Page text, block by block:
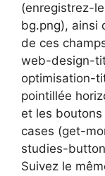
(enregistrez-
bg.png), ainsi
de ces
web-design-
optimisation-
pointillée
et les
cases (get-
studies-
Suivez le